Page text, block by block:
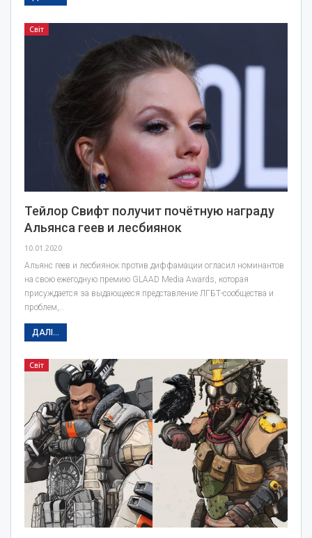
Світ
Тейлор Свифт получит почётную награду
Альянса геев и лесбиянок
10.01.2020
Альянс геев и лесбиянок против диффамации огласил номинантов
на свою ежегодную премию GLAAD Media Awards, которая
присуждается за выдающееся представление ЛГБТ-сообщества и
проблем,…
ДАЛІ...
Світ